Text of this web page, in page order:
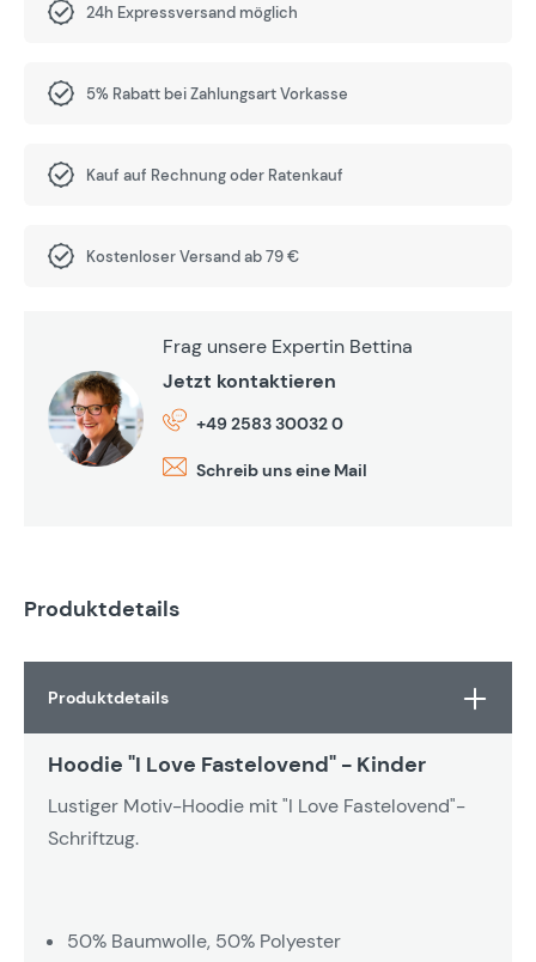
24h Expressversand möglich
5% Rabatt bei Zahlungsart Vorkasse
Kauf auf Rechnung oder Ratenkauf
Kostenloser Versand ab 79 €
Frag unsere Expertin Bettina
Jetzt kontaktieren
+49 2583 30032 0
Schreib uns eine Mail
Produktdetails
Produktdetails
Hoodie "I Love Fastelovend" - Kinder
Lustiger Motiv-Hoodie mit "I Love Fastelovend"-
Schriftzug.
50% Baumwolle, 50% Polyester